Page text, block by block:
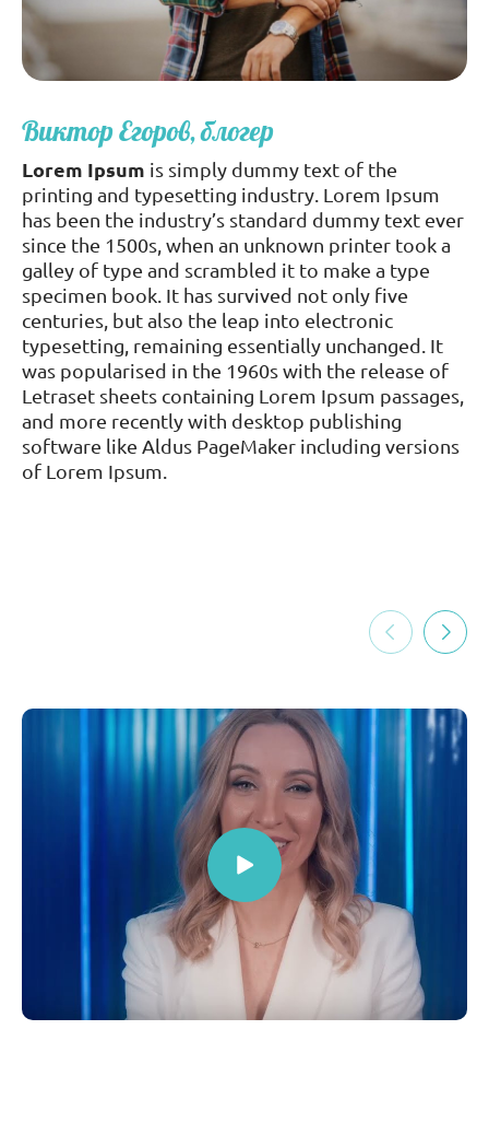
Виктор Егоров, блогер
Lorem Ipsum is simply dummy text of the
printing and typesetting industry. Lorem Ipsum
has been the industry’s standard dummy text ever
since the 1500s, when an unknown printer took a
galley of type and scrambled it to make a type
specimen book. It has survived not only five
centuries, but also the leap into electronic
typesetting, remaining essentially unchanged. It
was popularised in the 1960s with the release of
Letraset sheets containing Lorem Ipsum passages,
and more recently with desktop publishing
software like Aldus PageMaker including versions
of Lorem Ipsum.